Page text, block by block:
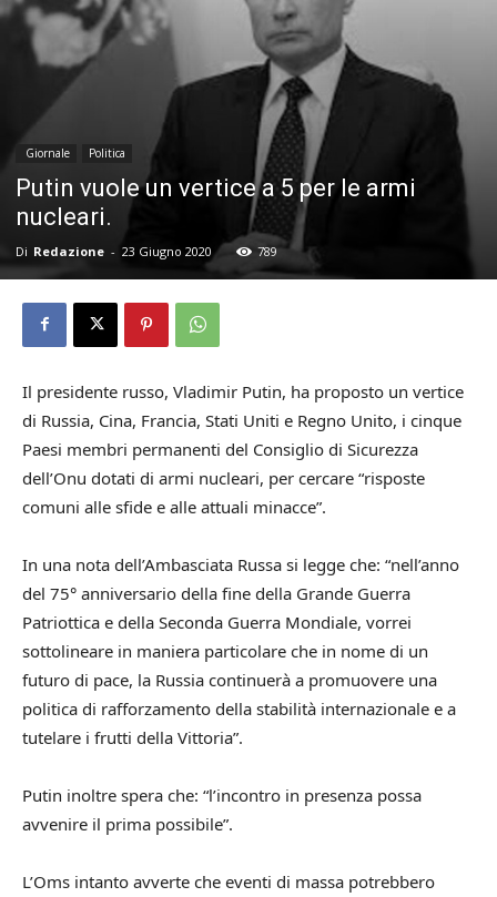
Giornale Politica
Putin vuole un vertice a 5 per le armi
nucleari.
Di Redazione - 23 Giugno 2020 789
Il presidente russo, Vladimir Putin, ha proposto un vertice
di Russia, Cina, Francia, Stati Uniti e Regno Unito, i cinque
Paesi membri permanenti del Consiglio di Sicurezza
dell’Onu dotati di armi nucleari, per cercare “risposte
comuni alle sfide e alle attuali minacce”.
In una nota dell’Ambasciata Russa si legge che: “nell’anno
del 75° anniversario della fine della Grande Guerra
Patriottica e della Seconda Guerra Mondiale, vorrei
sottolineare in maniera particolare che in nome di un
futuro di pace, la Russia continuerà a promuovere una
politica di rafforzamento della stabilità internazionale e a
tutelare i frutti della Vittoria”.
Putin inoltre spera che: “l’incontro in presenza possa
avvenire il prima possibile”.
L’Oms intanto avverte che eventi di massa potrebbero